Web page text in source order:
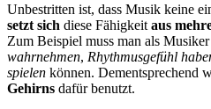
Unbestritten ist, dass Musik keine
setzt sich diese Fähigkeit aus
Zum Beispiel muss man als Musiker
wahrnehmen, Rhythmusgefühl
spielen können. Dementsprechend
Gehirns dafür benutzt.